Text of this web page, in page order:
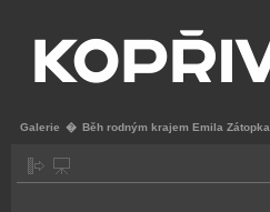
Galerie � Běh rodným krajem Emila Zátopka